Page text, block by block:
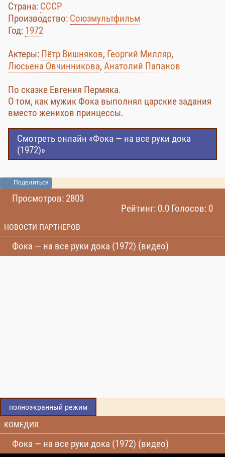
Страна: СССР
Производство: Союзмультфильм
Год: 1972
Актеры: Пётр Вишняков, Георгий Милляр,
Люсьена Овчинникова, Анатолий Папанов
По сказке Евгения Пермяка.
О том, как мужик Фока выполнял царские задания
вместо женихов принцессы.
Смотреть онлайн «Фока — на все руки дока
(1972)»
Поделиться
Просмотров: 2803
Рейтинг: 0.0 Голосов: 0
НОВОСТИ ПАРТНЕРОВ
Фока — на все руки дока (1972) (видео)
полноэкранный режим
КОМЕДИЯ
Фока — на все руки дока (1972) (видео)